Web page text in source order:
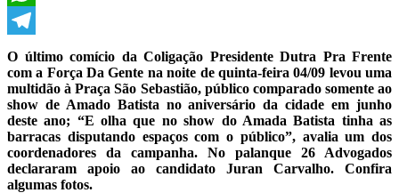
WhatsApp
Telegram
O último comício da Coligação Presidente Dutra Pra Frente
com a Força Da Gente na noite de quinta-feira 04/09 levou uma
multidão à Praça São Sebastião, público comparado somente ao
show de Amado Batista no aniversário da cidade em junho
deste ano; “E olha que no show do Amada Batista tinha as
barracas disputando espaços com o público”, avalia um dos
coordenadores da campanha. No palanque 26 Advogados
declararam apoio ao candidato Juran Carvalho. Confira
algumas fotos.